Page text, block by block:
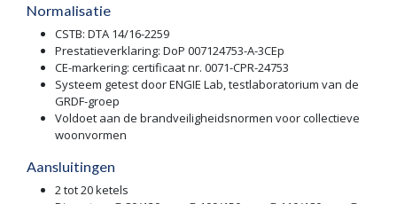
Normalisatie
CSTB: DTA 14/16-2259
Prestatieverklaring: DoP 007124753-A-3CEp
CE-markering: certificaat nr. 0071-CPR-24753
Systeem getest door ENGIE Lab, testlaboratorium van de
GRDF-groep
Voldoet aan de brandveiligheidsnormen voor collectieve
woonvormen
Aansluitingen
2 tot 20 ketels